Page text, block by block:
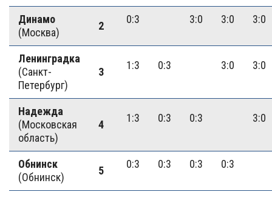
Динамо
(Москва)
2
0:3 3:0 3:0 3:0
Ленинградка
(Санкт-
Петербург)
3
1:3 0:3 3:0 3:0
Надежда
(Московская
область)
4
1:3 0:3 0:3 3:0
Обнинск
(Обнинск)
5
0:3 0:3 0:3 0:3